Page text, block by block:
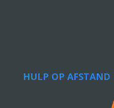
HULP OP AFSTAND